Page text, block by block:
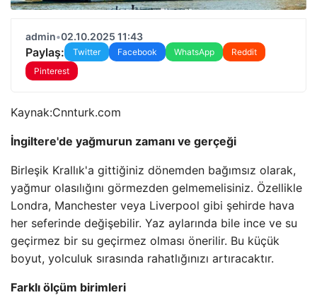
admin•02.10.2025 11:43
Paylaş: Twitter Facebook WhatsApp
Reddit
Pinterest
Kaynak:Cnnturk.com
İngiltere'de yağmurun zamanı ve gerçeği
Birleşik Krallık'a gittiğiniz dönemden bağımsız olarak,
yağmur olasılığını görmezden gelmemelisiniz. Özellikle
Londra, Manchester veya Liverpool gibi şehirde hava
her seferinde değişebilir. Yaz aylarında bile ince ve su
geçirmez bir su geçirmez olması önerilir. Bu küçük
boyut, yolculuk sırasında rahatlığınızı artıracaktır.
Farklı ölçüm birimleri